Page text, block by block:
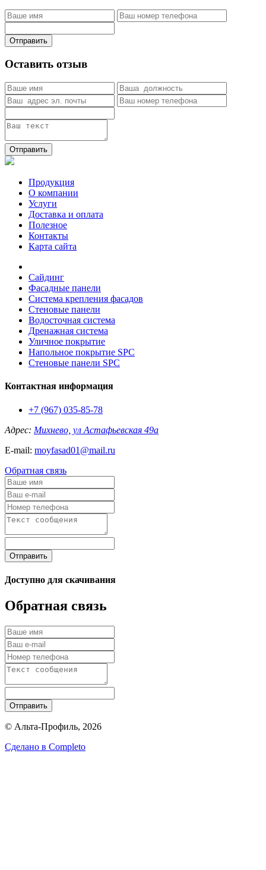
Отправить
Оставить отзыв
Отправить
Продукция
О компании
Услуги
Доставка и оплата
Полезное
Контакты
Карта сайта
Сайдинг
Фасадные панели
Система крепления фасадов
Стеновые панели
Водосточная система
Дренажная система
Уличное покрытие
Напольное покрытие SPC
Стеновые панели SPC
Контактная информация
+7 (967) 035-85-78
Адрес: Михнево, ул Астафьевская 49а
E-mail: moyfasad01@mail.ru
Обратная связь
Отправить
Доступно для скачивания
Обратная связь
Отправить
© Альта-Профиль, 2026
Сделано в Completo